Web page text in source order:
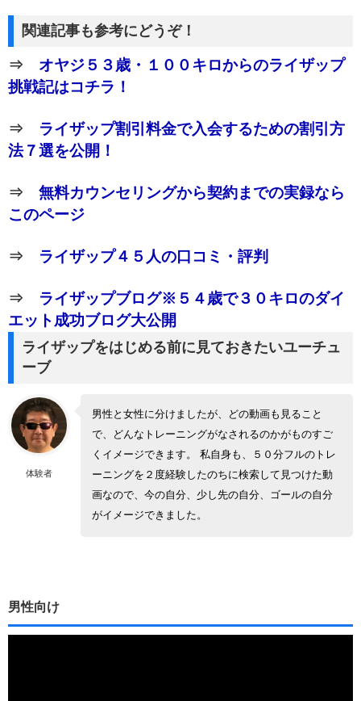
関連記事も参考にどうぞ！
⇒ オヤジ５３歳・１００キロからのライザップ
挑戦記はコチラ！
⇒ ライザップ割引料金で入会するための割引方
法７選を公開！
⇒ 無料カウンセリングから契約までの実録なら
このページ
⇒ ライザップ４５人の口コミ・評判
⇒ ライザップブログ※５４歳で３０キロのダイ
エット成功ブログ大公開
ライザップをはじめる前に見ておきたいユーチュ
ーブ
体験者
男性と女性に分けましたが、どの動画も見ること
で、どんなトレーニングがなされるのかがものすご
くイメージできます。 私自身も、５０分フルのトレ
ーニングを２度経験したのちに検索して見つけた動
画なので、今の自分、少し先の自分、ゴールの自分
がイメージできました。
男性向け